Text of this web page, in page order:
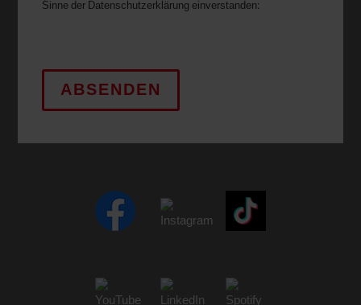
Sinne der Datenschutzerklärung einverstanden:
ABSENDEN